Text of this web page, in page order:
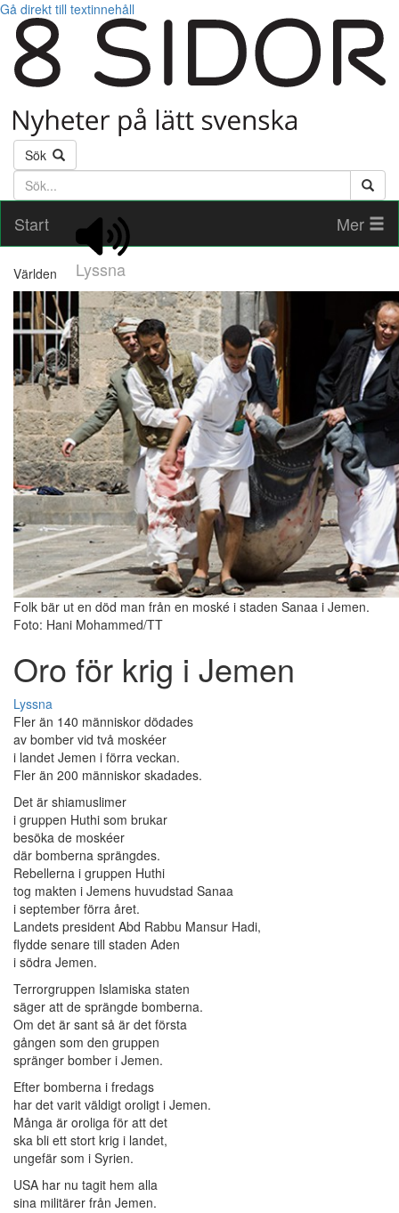
Gå direkt till textinnehåll
Sök
Söktext
Start
Lyssna
Mer
Världen
Folk bär ut en död man från en moské i staden Sanaa i Jemen.
Foto: Hani Mohammed/TT
Oro för krig i Jemen
Lyssna
Fler än 140 människor dödades
av bomber vid två moskéer
i landet Jemen i förra veckan.
Fler än 200 människor skadades.
Det är shiamuslimer
i gruppen Huthi som brukar
besöka de moskéer
där bomberna sprängdes.
Rebellerna i gruppen Huthi
tog makten i Jemens huvudstad Sanaa
i september förra året.
Landets president Abd Rabbu Mansur Hadi,
flydde senare till staden Aden
i södra Jemen.
Terrorgruppen Islamiska staten
säger att de sprängde bomberna.
Om det är sant så är det första
gången som den gruppen
spränger bomber i Jemen.
Efter bomberna i fredags
har det varit väldigt oroligt i Jemen.
Många är oroliga för att det
ska bli ett stort krig i landet,
ungefär som i Syrien.
USA har nu tagit hem alla
sina militärer från Jemen.